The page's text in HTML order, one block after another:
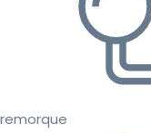
remorque